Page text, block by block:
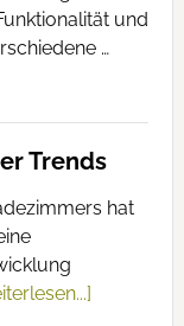
und
…
Trends
hat